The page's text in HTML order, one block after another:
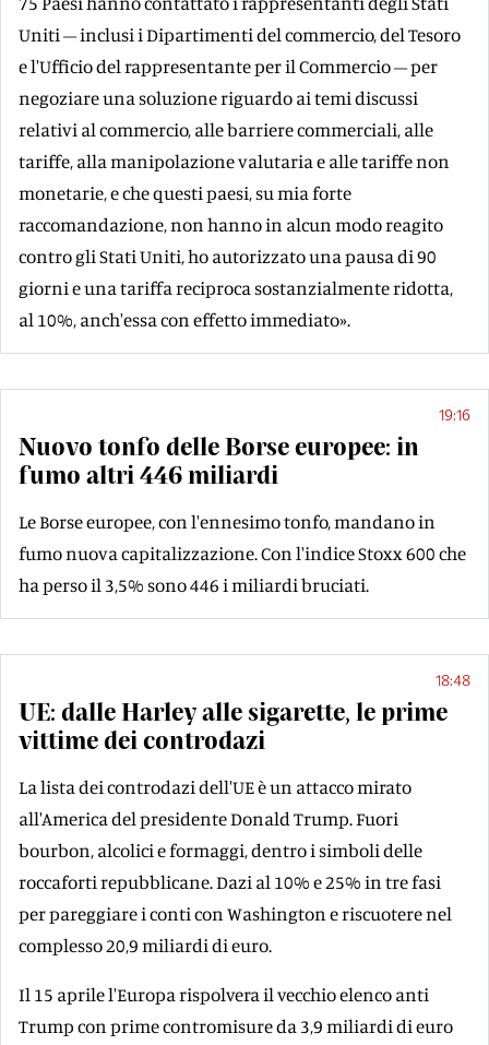
Uniti – inclusi i Dipartimenti del commercio, del Tesoro
e l'Ufficio del rappresentante per il Commercio – per
negoziare una soluzione riguardo ai temi discussi
relativi al commercio, alle barriere commerciali, alle
tariffe, alla manipolazione valutaria e alle tariffe non
monetarie, e che questi paesi, su mia forte
raccomandazione, non hanno in alcun modo reagito
contro gli Stati Uniti, ho autorizzato una pausa di 90
giorni e una tariffa reciproca sostanzialmente ridotta,
al 10%, anch'essa con effetto immediato».
19:16
Nuovo tonfo delle Borse europee: in
fumo altri 446 miliardi
Le Borse europee, con l'ennesimo tonfo, mandano in
fumo nuova capitalizzazione. Con l'indice Stoxx 600 che
ha perso il 3,5% sono 446 i miliardi bruciati.
18:48
UE: dalle Harley alle sigarette, le prime
vittime dei controdazi
La lista dei controdazi dell'UE è un attacco mirato
all'America del presidente Donald Trump. Fuori
bourbon, alcolici e formaggi, dentro i simboli delle
roccaforti repubblicane. Dazi al 10% e 25% in tre fasi
per pareggiare i conti con Washington e riscuotere nel
complesso 20,9 miliardi di euro.
Il 15 aprile l'Europa rispolvera il vecchio elenco anti
Trump con prime contromisure da 3,9 miliardi di euro